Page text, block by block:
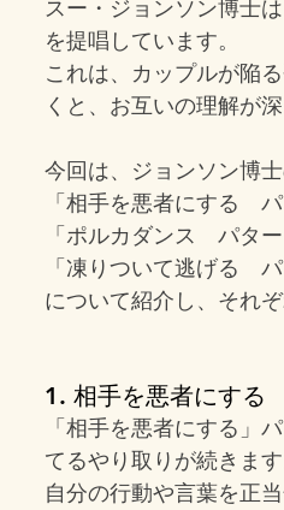
スー・ジョンソン博士
を提唱しています。
これは、カップルが陥
くと、お互いの理解が
今回は、ジョンソン博
「相手を悪者にする　パ
「ポルカダンス　パター
「凍りついて逃げる　パ
について紹介し、それ
1. 相手を悪者にする
「相手を悪者にする」
てるやり取りが続きます
自分の行動や言葉を正